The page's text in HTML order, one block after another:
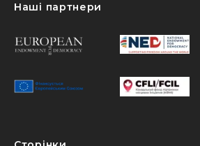
Наші партнери